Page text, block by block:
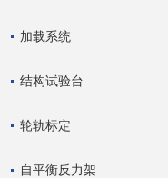
加载系统
结构试验台
轮轨标定
自平衡反力架